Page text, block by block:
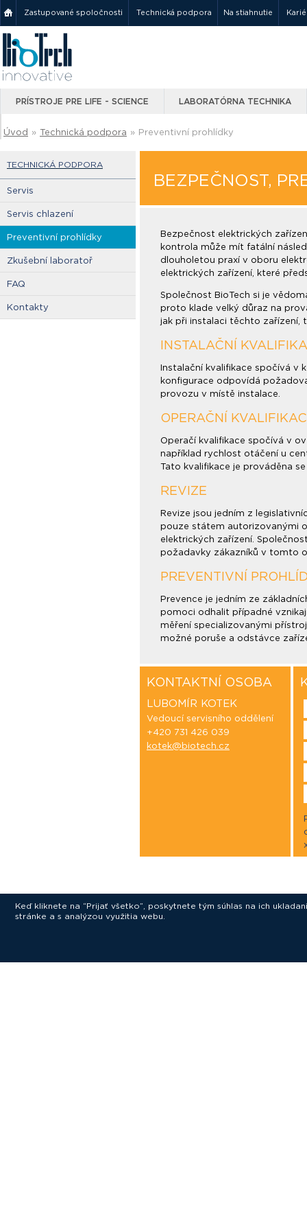
Zastupované spoločnosti Technická podpora Na stiahnutie
PRÍSTROJE PRE LIFE - SCIENCE LABORATÓRNA TECHNIKA
Úvod » Technická podpora » Preventivní prohlídky
TECHNICKÁ PODPORA
Servis
Servis chlazení
Preventivní prohlídky
Zkušební laboratoř
FAQ
Kontakty
BEZPEČNOST,
Bezpečnost elektrických
kontrola může mít fatální
dlouholetou praxí v oboru
elektrických zařízení, které
Společnost BioTech si je
proto klade velký důraz na
jak při instalaci těchto zařízení,
INSTALAČNÍ
Instalační kvalifikace spočívá v
konfigurace odpovídá
provozu v místě instalace.
OPERAČNÍ
Operačí kvalifikace spočívá v
například rychlost otáčení u
Tato kvalifikace je prováděna
REVIZE
Revize jsou jedním z
pouze státem autorizovanými
elektrických zařízení.
požadavky zákazníků v tomto
PREVENTIVNÍ
Prevence je jedním ze
pomoci odhalit případné
měření specializovanými
možné poruše a odstávce
KONTAKTNÍ OSOBA
LUBOMÍR KOTEK
Vedoucí servisního oddělení
+420 731 426 039
kotek@biotech.cz
Keď kliknete na “Prijať všetko”, poskytnete tým súhlas na ich
stránke a s analýzou využitia webu.